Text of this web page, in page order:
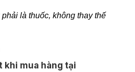
là thuốc, không thay thế
khi mua hàng tại